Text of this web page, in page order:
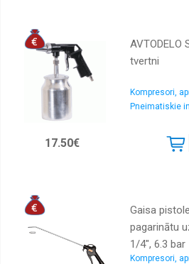
tvertni
Kompresori,
Pneimatiskie
17.50€
Gaisa
pagarinātu
1/4", 6.3 bar
Kompresori,